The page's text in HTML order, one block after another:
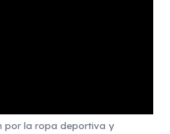
por la ropa deportiva y